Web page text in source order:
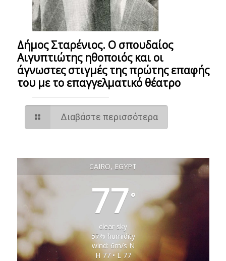
Δήμος Σταρένιος. Ο σπουδαίος
Αιγυπτιώτης ηθοποιός και οι
άγνωστες στιγμές της πρώτης επαφής
του με το επαγγελματικό θέατρο
Διαβάστε περισσότερα
CAIRO, EGYPT
77°
clear sky
57% humidity
wind: 6m/s N
H 77 • L 77